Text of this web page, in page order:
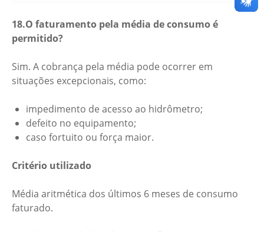
18.O faturamento pela média de consumo é
permitido?
Sim. A cobrança pela média pode ocorrer em
situações excepcionais, como:
impedimento de acesso ao hidrômetro;
defeito no equipamento;
caso fortuito ou força maior.
Critério utilizado
Média aritmética dos últimos 6 meses de consumo
faturado.